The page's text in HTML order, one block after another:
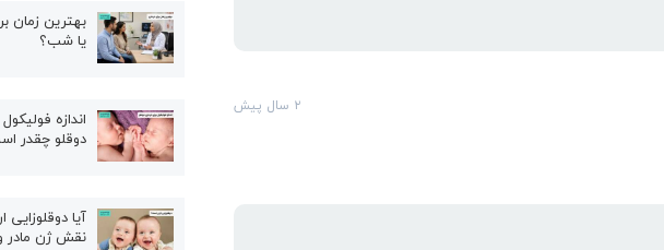
۲ سال پیش
بهترین زمان
یا شب؟
اندازه
دوقلو چقدر
آیا
نقش ژن مادر و